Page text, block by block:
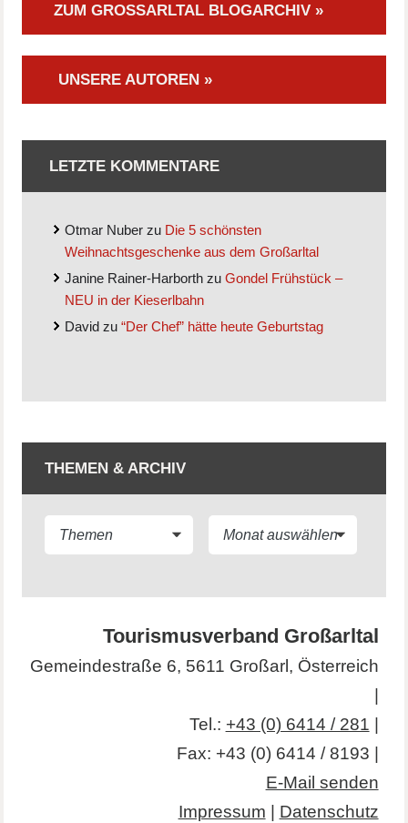
ZUM GROSSARLTAL BLOGARCHIV »
UNSERE AUTOREN »
LETZTE KOMMENTARE
Otmar Nuber zu Die 5 schönsten
Weihnachtsgeschenke aus dem Großarltal
Janine Rainer-Harborth zuGondel Frühstück –
NEU in der Kieserlbahn
David zu“Der Chef” hätte heute Geburtstag
THEMEN & ARCHIV
Tourismusverband Großarltal
Gemeindestraße 6, 5611 Großarl, Österreich
|
Tel.: +43 (0) 6414 / 281 |
Fax: +43 (0) 6414 / 8193 |
E-Mail senden
Impressum | Datenschutz